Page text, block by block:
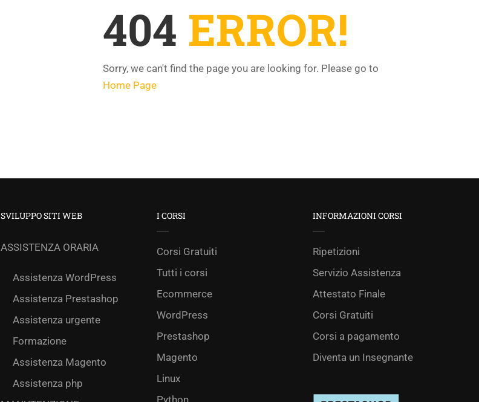
404 ERROR!
Sorry, we can't find the page you are looking for. Please go to
Home Page
SVILUPPO SITI WEB
ASSISTENZA ORARIA
Assistenza WordPress
Assistenza Prestashop
Assistenza urgente
Formazione
Assistenza Magento
Assistenza php
I CORSI
Corsi Gratuiti
Tutti i corsi
Ecommerce
WordPress
Prestashop
Magento
Linux
Python
INFORMAZIONI CORSI
Ripetizioni
Servizio Assistenza
Attestato Finale
Corsi Gratuiti
Corsi a pagamento
Diventa un Insegnante